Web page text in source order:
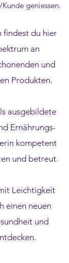
geniessen.
findest du hier
an
und
Produkten.
ausgebildete
Ernährungs-
kompetent
und betreut.
Leichtigkeit
einen neuen
und